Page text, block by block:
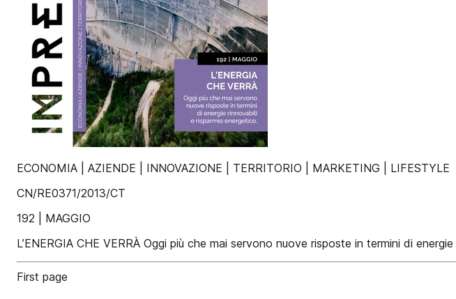
ECONOMIA | AZIENDE | INNOVAZIONE | TERRITORIO | MARKETING | LIFESTYLE
CN/RE0371/2013/CT
192 | MAGGIO
L’ENERGIA CHE VERRÀ Oggi più che mai servono nuove risposte in termini di
First page